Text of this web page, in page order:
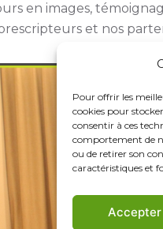
Pour offrir les
cookies pour
consentir à ces
comportement de
ou de retirer son
caractéristiques et
Accepter
en images,
et nos